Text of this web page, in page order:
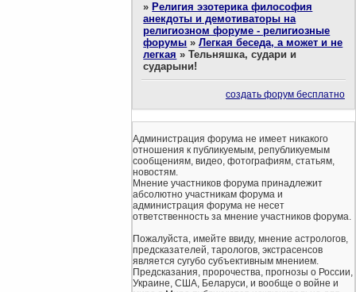
» Религия эзотерика философия
анекдоты и демотиваторы на
религиозном форуме - религиозные
форумы »Легкая беседа, а может и не
легкая »Тельняшка, судари и
сударыни!
создать форум бесплатно
Администрация форума не имеет никакого
отношения к публикуемым, републикуемым
сообщениям, видео, фотографиям, статьям,
новостям.
Мнение участников форума принадлежит
абсолютно участникам форума и
администрация форума не несет
ответственность за мнение участников форума.
Пожалуйста, имейте ввиду, мнение астрологов,
предсказателей, тарологов, экстрасенсов
является сугубо субъективным мнением.
Предсказания, пророчества, прогнозы о России,
Украине, США, Беларуси, и вообще о войне и